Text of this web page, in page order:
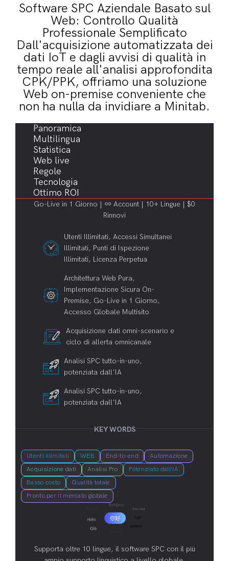
Software SPC Aziendale Basato sul
Web: Controllo Qualità
Professionale Semplificato
Dall'acquisizione automatizzata dei
dati IoT e dagli avvisi di qualità in
tempo reale all'analisi approfondita
CPK/PPK, offriamo una soluzione
Web on-premise conveniente che
non ha nulla da invidiare a Minitab.
Panoramica
Multilingua
Statistica
Web live
Regole
Tecnologia
Ottimo ROI
Go-Live in 1 Giorno | ∞ Account | 10+ Lingue | $0
Rinnovi
Utenti Illimitati, Accessi Simultanei
Illimitati, Punti di Ispezione
Illimitati, Licenza Perpetua
Architettura Web Pura,
Implementazione Sicura On-
Premise, Go-Live in 1 Giorno,
Accesso Globale Multisito
Acquisizione dati omni-scenario e
ciclo di allerta omnicanale
Analisi SPC tutto-in-uno,
potenziata dall'IA
Analisi SPC tutto-in-uno,
potenziata dall'IA
KEY WORDS
Utenti illimitati WEB End-to-end
Automazione
Acquisizione dati
Analisi Pro
Potenziato dall'IA
Basso costo
Qualità totale
Pronto per il mercato globale
Supporta oltre 10 lingue, il software SPC con il più